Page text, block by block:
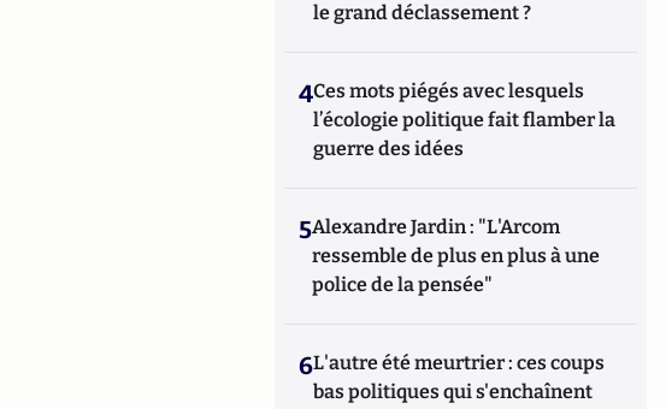
le grand déclassement ?
4Ces mots piégés avec lesquels
l’écologie politique fait flamber la
guerre des idées
5Alexandre Jardin : "L'Arcom
ressemble de plus en plus à une
police de la pensée"
6L'autre été meurtrier : ces coups
bas politiques qui s'enchaînent